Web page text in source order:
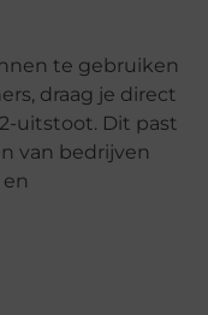
te gebruiken
draag je direct
uitstoot. Dit past
van bedrijven